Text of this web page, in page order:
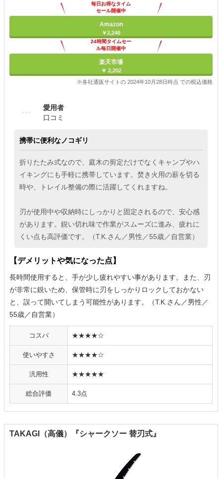
毎日お得なタイム
セール開催中
Amazon
￥2,246
24時間タイムセー
ル毎日開催中
楽天市場
￥ 2,202
※各社通販サイトの 2024年10月28日時点 での税込価格
愛用者
口コミ
携帯に便利なノコギリ
折りたたみ式なので、庭木の剪定だけでなくキャンプやハ
イキングにも手軽に携帯しています。焚き火用の薪を切る
時や、トレイル整備の際に活躍してくれますね。
刃が使用中や収納時にしっかりと固定されるので、安心感
があります。鋭い切れ味で作業がスムーズに進み、疲れに
くい点も高評価です。（T.K.さん／男性／55歳／自営業）
【デメリットや気になった点】
長時間使用すると、手が少し疲れやすい事があります。また、刃
が非常に鋭いため、保管時に刃をしっかりロックしておかない
と、誤って開いてしまう可能性があります。（T.K.さん／男性／
55歳／自営業）
コスパ ★★★★☆
使いやすさ ★★★★☆
汎用性 ★★★★★
総合評価 4.3点
TAKAGI（高儀）『シャークソー 替刃式』